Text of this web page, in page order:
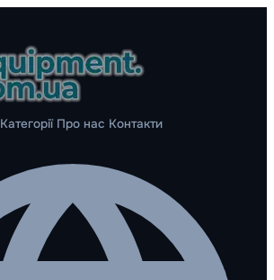
Категорії Про нас Контакти